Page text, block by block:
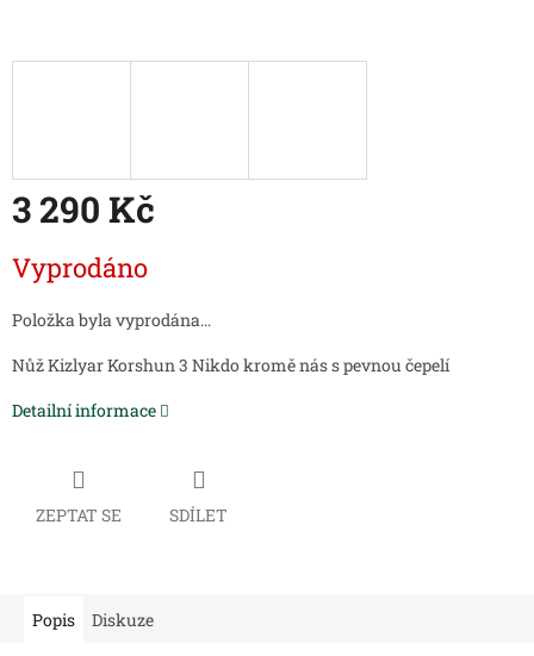
3 290 Kč
cena:
Vyprodáno
Položka byla vyprodána…
Nůž Kizlyar Korshun 3 Nikdo kromě nás s pevnou čepelí
Detailní informace
ZEPTAT SE SDÍLET
Popis Diskuze